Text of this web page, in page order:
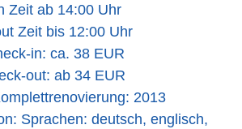
Zeit ab 14:00 Uhr
Zeit bis 12:00 Uhr
in: ca. 38 EUR
out: ab 34 EUR
2013
Sprachen: deutsch, englisch,